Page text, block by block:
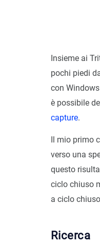
Insieme ai
pochi piedi
con
è possibile
capture.
Il mio primo
verso una
questo
ciclo chiuso
a ciclo
Ricerca